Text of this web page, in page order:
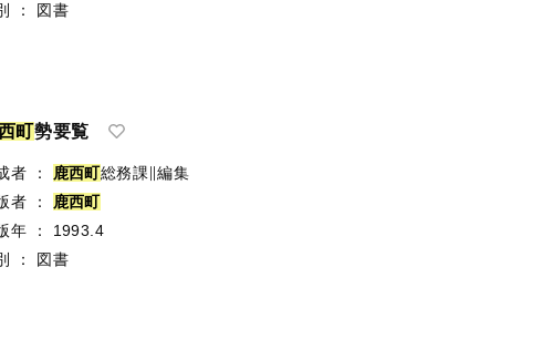
： 図書
町勢要覧
者 ： 鹿西町総務課∥編集
者
： 鹿西町
年
：
1993.4
： 図書